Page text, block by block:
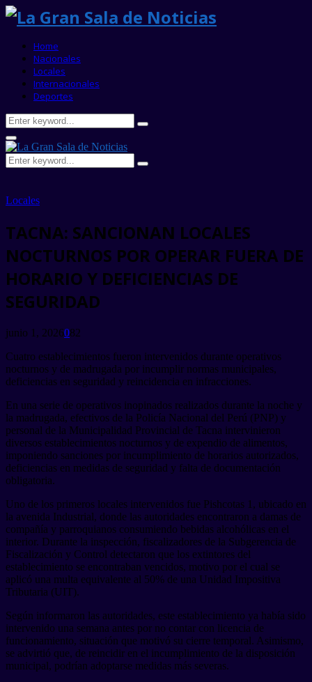
Home
Nacionales
Locales
Internacionales
Deportes
Search
for:
Search
Primary
Menu
Search
for:
Search
Locales
TACNA: SANCIONAN LOCALES
NOCTURNOS POR OPERAR FUERA DE
HORARIO Y DEFICIENCIAS DE
SEGURIDAD
junio 1, 2026082
Cuatro establecimientos fueron intervenidos durante operativos
nocturnos y de madrugada por incumplir normas municipales,
deficiencias en seguridad y reincidencia en infracciones.
En una serie de operativos inopinados realizados durante la noche y
la madrugada, efectivos de la Policía Nacional del Perú (PNP) y
personal de la Municipalidad Provincial de Tacna intervinieron
diversos establecimientos nocturnos y de expendio de alimentos,
imponiendo sanciones por incumplimiento de horarios autorizados,
deficiencias en medidas de seguridad y falta de documentación
obligatoria.
Uno de los primeros locales intervenidos fue Pishcotas 1, ubicado en
la avenida Industrial, donde las autoridades encontraron a damas de
compañía y parroquianos consumiendo bebidas alcohólicas en el
interior. Durante la inspección, fiscalizadores de la Subgerencia de
Fiscalización y Control detectaron que los extintores del
establecimiento se encontraban vencidos, motivo por el cual se
aplicó una multa equivalente al 50% de una Unidad Impositiva
Tributaria (UIT).
Según informaron las autoridades, este establecimiento ya había sido
intervenido una semana antes por no contar con licencia de
funcionamiento, situación que motivó su cierre temporal. Asimismo,
se advirtió que, de reincidir en el incumplimiento de la disposición
municipal, podrían adoptarse medidas más severas.